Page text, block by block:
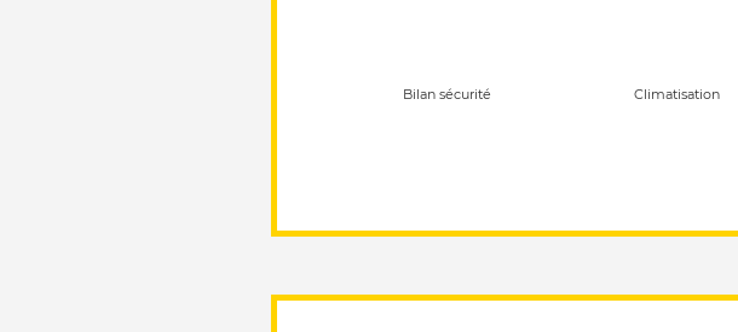
Bilan sécurité Climatisation